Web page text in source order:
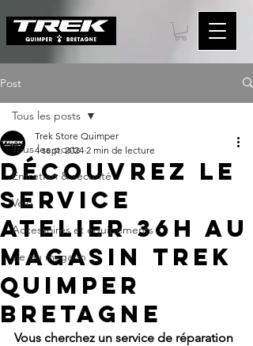
Post
Tous les posts
Entretien & sécurité
Vélo
Accessoires et équipements
vie du magasin
Tous les posts
Découvrez le
Service
Atelier 36h au
Magasin Trek
Quimper
Bretagne
Trek Store Quimper
4 sept. 2024 2 min de lecture
Vous cherchez un service de réparation